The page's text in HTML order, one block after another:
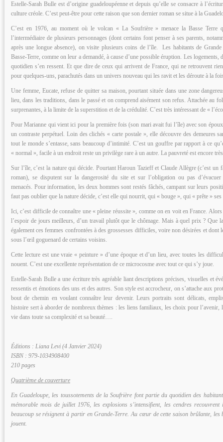
Estelle-Sarah Bulle est d’origine guadeloupéenne et depuis qu’elle se consacre à
culture créole. C’est peut-être pour cette raison que son dernier roman se situe à la
C’est en 1976, au moment où le volcan « La Soufrière » menace la Basse Terre
l’intermédiaire de plusieurs personnages (dont certains font penser à ses parents,
après une longue absence), on visite plusieurs coins de l’île. Les habitants de
Basse-Terre, comme on leur a demandé, à cause d’une possible éruption. Les logements,
quotidien s’en ressent. Et que dire de ceux qui arrivent de France, qui ne retrouvent
pour quelques-uns, parachutés dans un univers nouveau qui les ravit et les déroute à la
Une femme, Eucate, refuse de quitter sa maison, pourtant située dans une zone
lieu, dans les traditions, dans le passé et on comprend aisément son refus. Attachée au
surprenantes, à la limite de la superstition et de la crédulité. C’est très intéressant de «
Pour Marianne qui vient ici pour la première fois (son mari avait fui l’île) avec son
un contraste perpétuel. Loin des clichés « carte postale », elle découvre des demeures
tout le monde s’entasse, sans beaucoup d’intimité. C’est un gouffre par rapport à ce
« normal », facile à un endroit reste un privilège rare à un autre. La pauvreté est encore
Sur l’île, c’est la nature qui décide. Pourtant Haroun Tazieff et Claude Allègre (c’est un
roman), se disputent sur la dangerosité du site et sur l’obligation ou pas d’évacuer
menacés. Pour information, les deux hommes sont restés fâchés, campant sur leurs
faut pas oublier que la nature décide, c’est elle qui nourrit, qui « bouge », qui « prête »
Ici, c’est difficile de connaître une « pleine réussite », comme on en voit en France.
l’espoir de jours meilleurs, d’un travail plutôt que le chômage. Mais à quel prix ? Que
également ces femmes confrontées à des grossesses difficiles, voire non désirées et dont
sous l’œil goguenard de certains voisins.
Cette lecture est une vraie « peinture » d’une époque et d’un lieu, avec toutes les
nouent. C’est une excellente représentation de ce microcosme avec tout ce qui s’y joue.
Estelle-Sarah Bulle a une écriture très agréable liant descriptions précises, visuelles et
ressentis et émotions des uns et des autres. Son style est accrocheur, on s’attache aux
bout de chemin en voulant connaître leur devenir. Leurs portraits sont délicats,
histoire sert à aborder de nombreux thèmes : les liens familiaux, les choix pour l’avenir,
vie dans toute sa complexité et sa beauté….
Éditions : Liana Levi (4 Janvier 2024)
ISBN : 979-1034908400
210 pages
Quatrième de couverture
En Guadeloupe, les toussotements de la Soufrière font partie du quotidien des
mémorable mois de juillet 1976, les explosions s’intensifient, les cendres recouvrent
beaucoup se résignent à partir en Grande-Terre. Au cœur de cette saison brûlante, les
jouent.